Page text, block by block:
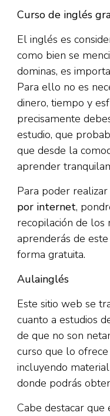
Curso de inglés
El inglés es
como bien se
dominas, es
Para ello no es
dinero, tiempo y
precisamente
estudio, que
que desde la
aprender
Para poder realizar
por internet,
recopilación de los
aprenderás de
forma gratuita.
Aulainglés
Este sitio web se
cuanto a estudios
de que no son
curso que lo
incluyendo
donde podrás
Cabe destacar que